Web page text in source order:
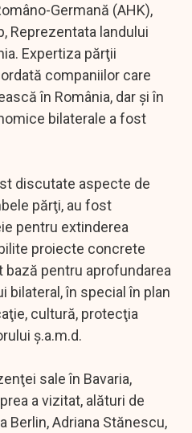
Germană (AHK),
Reprezentata landului
Expertiza părţii
companiilor care
în România, dar şi în
bilaterale a fost
discutate aspecte de
părţi, au fost
pentru extinderea
proiecte concrete
pentru aprofundarea
bilateral, în special în plan
cultură, protecţia
ş.a.m.d.
sale în Bavaria,
a vizitat, alături de
Berlin, Adriana Stănescu,